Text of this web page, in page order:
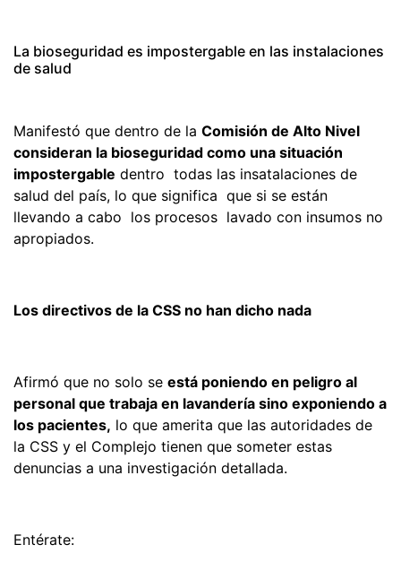
La bioseguridad es impostergable en las instalaciones
de salud
Manifestó que dentro de la Comisión de Alto Nivel
consideran la bioseguridad como una situación
impostergable dentro todas las insatalaciones de
salud del país, lo que significa que si se están
llevando a cabo los procesos lavado con insumos no
apropiados.
Los directivos de la CSS no han dicho nada
Afirmó que no solo se está poniendo en peligro al
personal que trabaja en lavandería sino exponiendo a
los pacientes, lo que amerita que las autoridades de
la CSS y el Complejo tienen que someter estas
denuncias a una investigación detallada.
Entérate: